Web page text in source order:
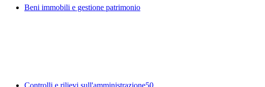
Beni immobili e gestione patrimonio
Controlli e rilievi sull'amministrazione50